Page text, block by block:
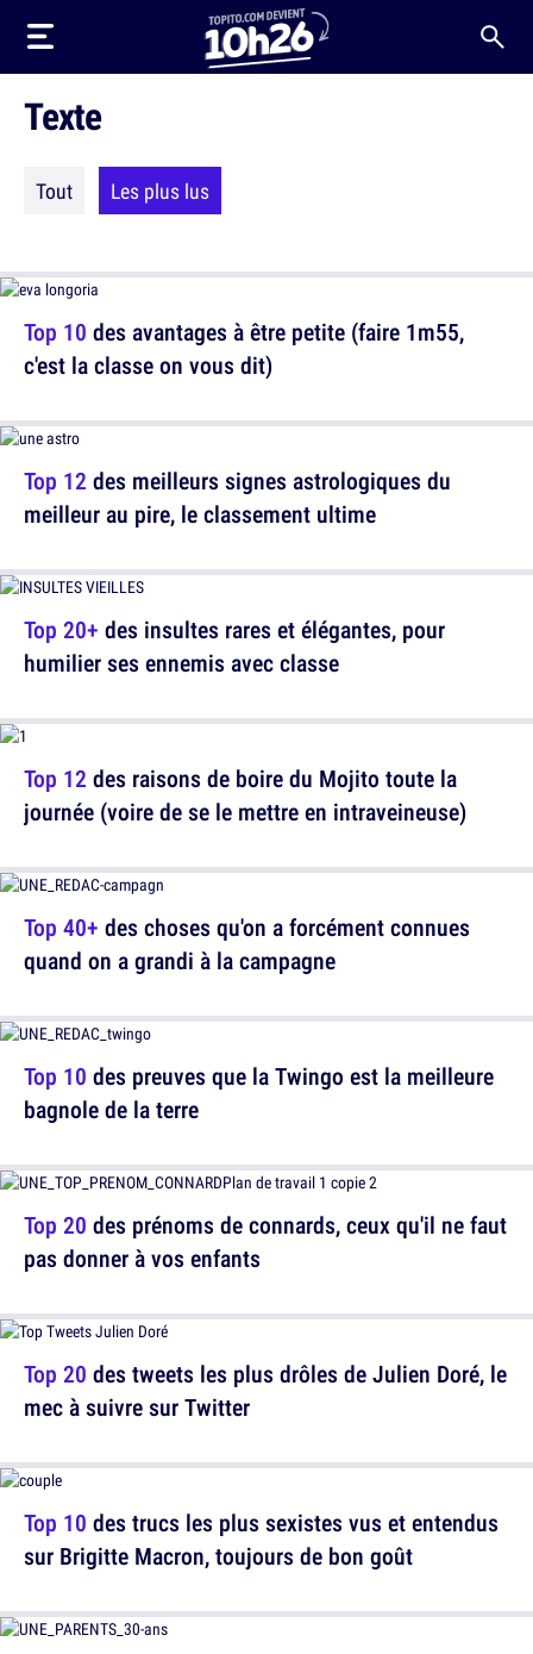
Texte
Tout Les plus lus
Top 10 des avantages à être petite (faire 1m55,
c'est la classe on vous dit)
Top 12 des meilleurs signes astrologiques du
meilleur au pire, le classement ultime
Top 12 des raisons de boire du Mojito toute la
journée (voire de se le mettre en intraveineuse)
Top 10 des preuves que la Twingo est la meilleure
bagnole de la terre
Top 20 des tweets les plus drôles de Julien Doré, le
mec à suivre sur Twitter
Top 20+ des insultes rares et élégantes, pour
humilier ses ennemis avec classe
Top 40+ des choses qu'on a forcément connues
quand on a grandi à la campagne
Top 20 des prénoms de connards, ceux qu'il ne faut
pas donner à vos enfants
Top 10 des trucs les plus sexistes vus et entendus
sur Brigitte Macron, toujours de bon goût